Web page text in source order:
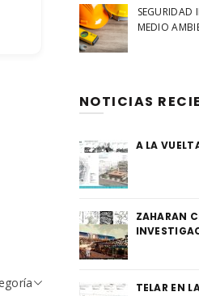
SEGURIDAD
MEDIO
NOTICIAS
A LA
ZAHARAN
TELAR EN